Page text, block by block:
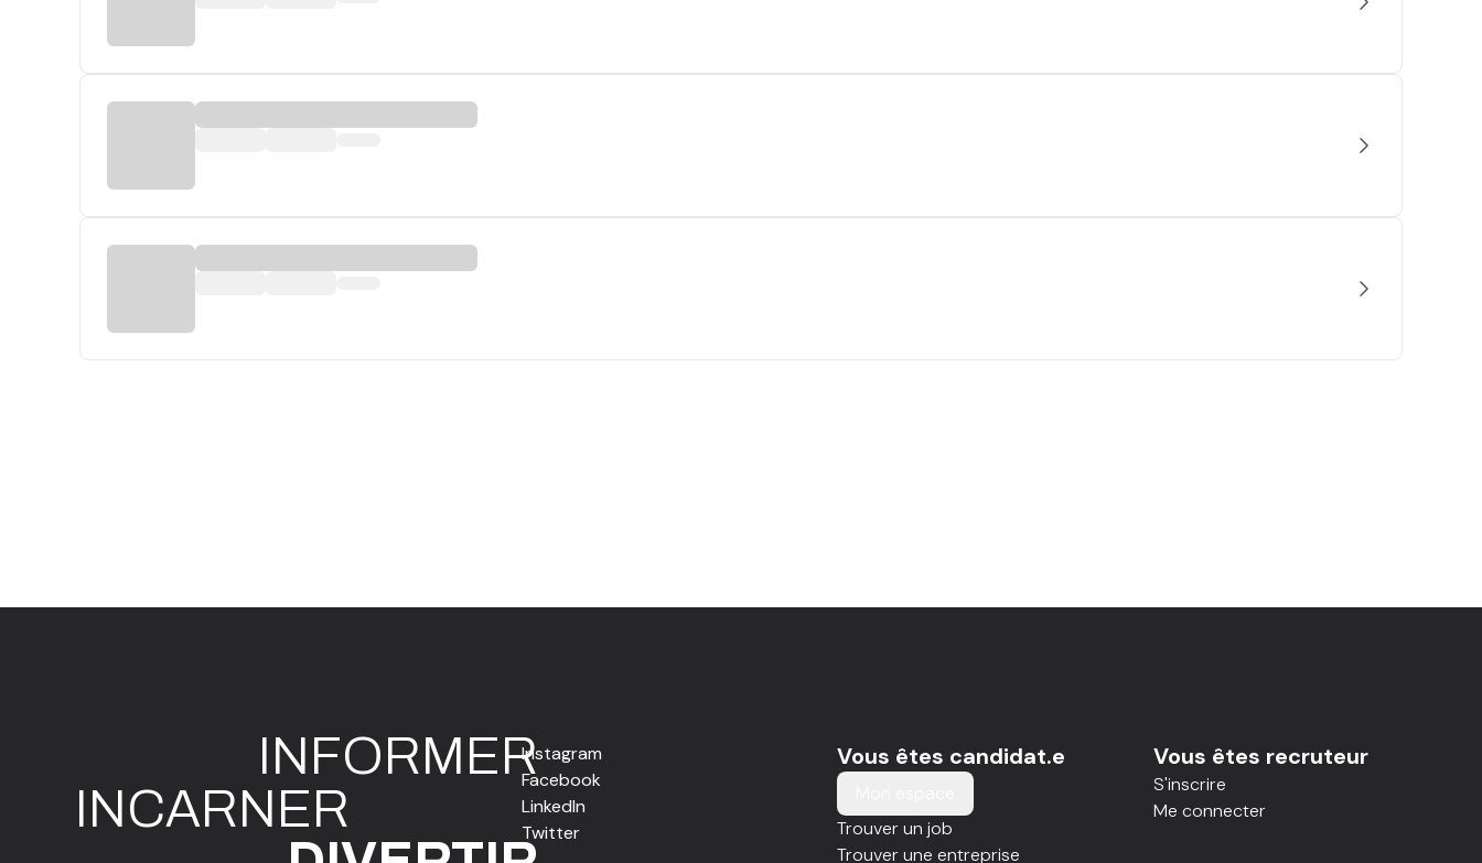
INFORMER
INCARNER
Instagram
Facebook
LinkedIn
Twitter
Vous êtes candidat.e
Trouver un job
Trouver une entreprise
Vous êtes recruteur
S'inscrire
Me connecter